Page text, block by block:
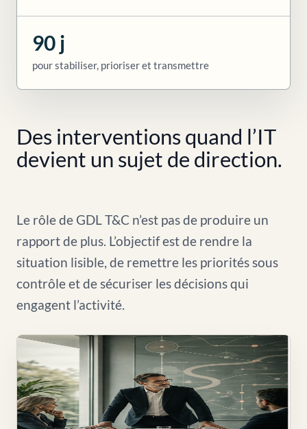
90 j
pour stabiliser, prioriser et transmettre
Des interventions quand l’IT
devient un sujet de direction.
Le rôle de GDL T&C n’est pas de produire un
rapport de plus. L’objectif est de rendre la
situation lisible, de remettre les priorités sous
contrôle et de sécuriser les décisions qui
engagent l’activité.